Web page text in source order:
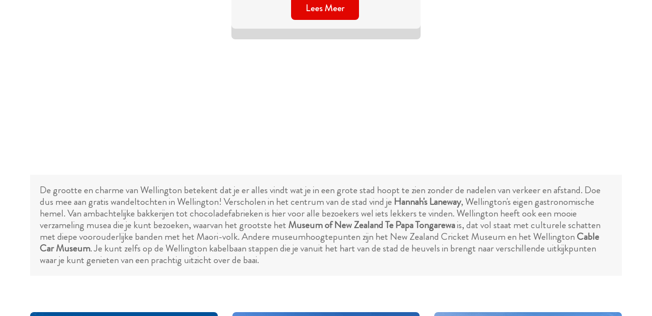
Lees Meer
De grootte en charme van Wellington betekent dat je er alles vindt wat je in een grote stad hoopt te zien zonder de nadelen van verkeer en afstand. Doe
dus mee aan gratis wandeltochten in Wellington! Verscholen in het centrum van de stad vind je Hannah's Laneway, Wellington's eigen gastronomische
hemel. Van ambachtelijke bakkerijen tot chocoladefabrieken is hier voor alle bezoekers wel iets lekkers te vinden. Wellington heeft ook een mooie
verzameling musea die je kunt bezoeken, waarvan het grootste het Museum of New Zealand Te Papa Tongarewais, dat vol staat met culturele schatten
met diepe voorouderlijke banden met het Maori-volk. Andere museumhoogtepunten zijn het New Zealand Cricket Museum en het WellingtonCable
Car Museum. Je kunt zelfs op de Wellington kabelbaan stappen die je vanuit het hart van de stad de heuvels in brengt naar verschillende uitkijkpunten
waar je kunt genieten van een prachtig uitzicht over de baai.